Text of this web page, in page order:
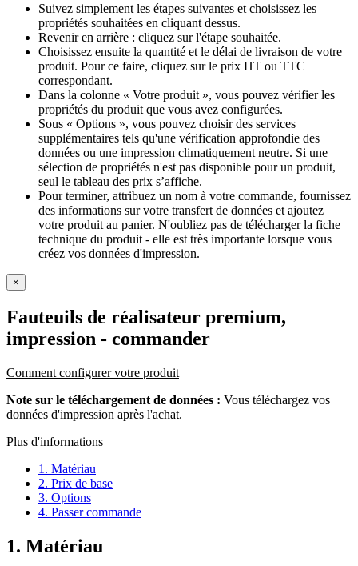
Suivez simplement les étapes suivantes et choisissez les
propriétés souhaitées en cliquant dessus.
Revenir en arrière : cliquez sur l'étape souhaitée.
Choisissez ensuite la quantité et le délai de livraison de votre
produit. Pour ce faire, cliquez sur le prix HT ou TTC
correspondant.
Dans la colonne « Votre produit », vous pouvez vérifier les
propriétés du produit que vous avez configurées.
Sous « Options », vous pouvez choisir des services
supplémentaires tels qu'une vérification approfondie des
données ou une impression climatiquement neutre. Si une
sélection de propriétés n'est pas disponible pour un produit,
seul le tableau des prix s’affiche.
Pour terminer, attribuez un nom à votre commande, fournissez
des informations sur votre transfert de données et ajoutez
votre produit au panier. N'oubliez pas de télécharger la fiche
technique du produit - elle est très importante lorsque vous
créez vos données d'impression.
×
Fauteuils de réalisateur premium,
impression - commander
Comment configurer votre produit
Note sur le téléchargement de données : Vous téléchargez vos
données d'impression après l'achat.
Plus d'informations
1. Matériau
2. Prix de base
3. Options
4. Passer commande
1. Matériau